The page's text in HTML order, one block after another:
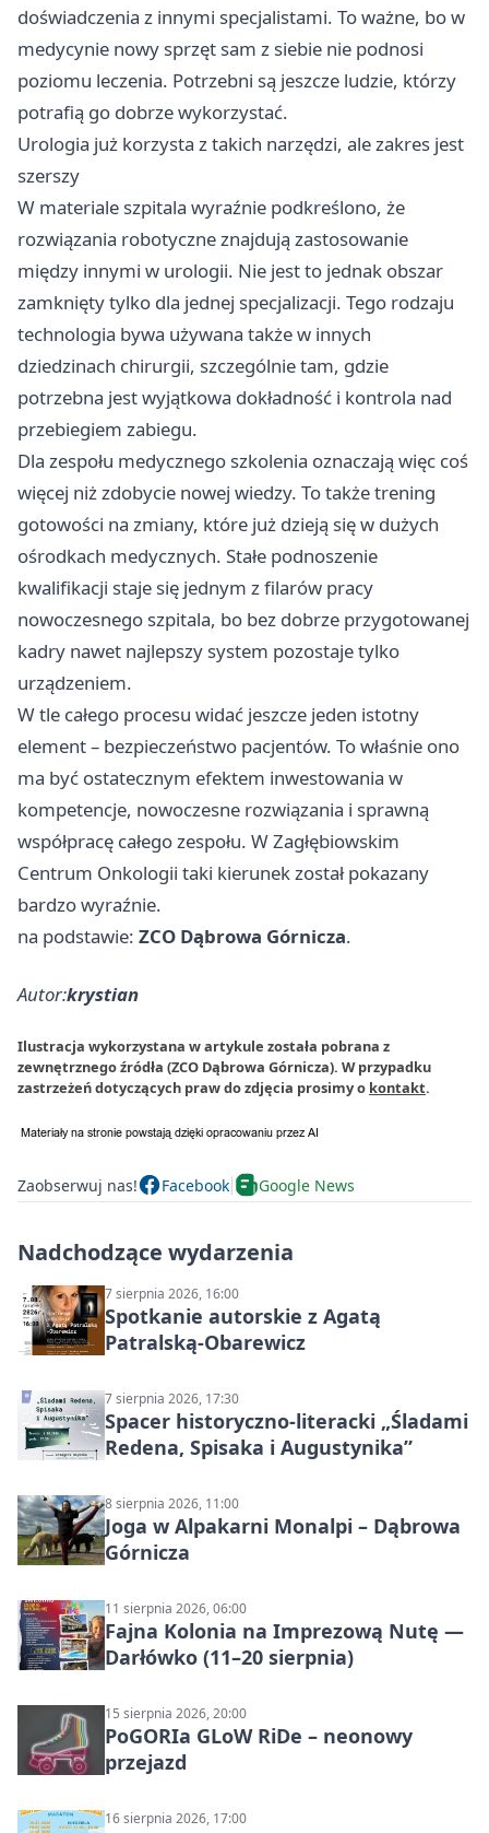
doświadczenia z innymi specjalistami. To ważne, bo w
medycynie nowy sprzęt sam z siebie nie podnosi
poziomu leczenia. Potrzebni są jeszcze ludzie, którzy
potrafią go dobrze wykorzystać.
Urologia już korzysta z takich narzędzi, ale zakres jest
szerszy
W materiale szpitala wyraźnie podkreślono, że
rozwiązania robotyczne znajdują zastosowanie
między innymi w urologii. Nie jest to jednak obszar
zamknięty tylko dla jednej specjalizacji. Tego rodzaju
technologia bywa używana także w innych
dziedzinach chirurgii, szczególnie tam, gdzie
potrzebna jest wyjątkowa dokładność i kontrola nad
przebiegiem zabiegu.
Dla zespołu medycznego szkolenia oznaczają więc coś
więcej niż zdobycie nowej wiedzy. To także trening
gotowości na zmiany, które już dzieją się w dużych
ośrodkach medycznych. Stałe podnoszenie
kwalifikacji staje się jednym z filarów pracy
nowoczesnego szpitala, bo bez dobrze przygotowanej
kadry nawet najlepszy system pozostaje tylko
urządzeniem.
W tle całego procesu widać jeszcze jeden istotny
element – bezpieczeństwo pacjentów. To właśnie ono
ma być ostatecznym efektem inwestowania w
kompetencje, nowoczesne rozwiązania i sprawną
współpracę całego zespołu. W Zagłębiowskim
Centrum Onkologii taki kierunek został pokazany
bardzo wyraźnie.
na podstawie: ZCO Dąbrowa Górnicza.
Autor:krystian
Ilustracja wykorzystana w artykule została pobrana z
zewnętrznego źródła (ZCO Dąbrowa Górnicza). W przypadku
zastrzeżeń dotyczących praw do zdjęcia prosimy o kontakt.
Zaobserwuj nas! Facebook Google News
Nadchodzące wydarzenia
7 sierpnia 2026, 16:00
Spotkanie autorskie z Agatą
Patralską-Obarewicz
7 sierpnia 2026, 17:30
Spacer historyczno-literacki „Śladami
Redena, Spisaka i Augustynika”
8 sierpnia 2026, 11:00
Joga w Alpakarni Monalpi – Dąbrowa
Górnicza
11 sierpnia 2026, 06:00
Fajna Kolonia na Imprezową Nutę —
Darłówko (11–20 sierpnia)
15 sierpnia 2026, 20:00
PoGORIa GLoW RiDe – neonowy
przejazd
16 sierpnia 2026, 17:00